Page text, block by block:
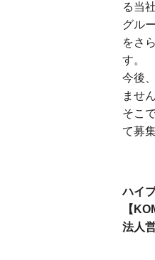
る当社
グル
をさ
す。
今後
ません
そこ
て募
ハイ
【
法人